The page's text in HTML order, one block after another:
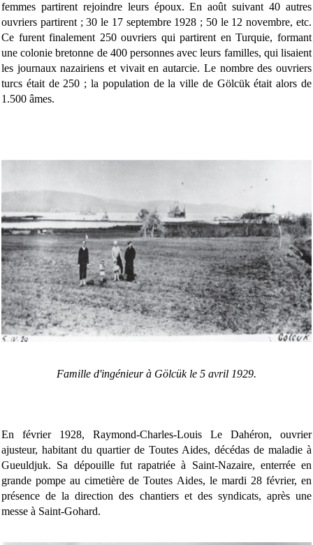
femmes partirent rejoindre leurs époux. En août suivant 40 autres
ouvriers partirent ; 30 le 17 septembre 1928 ; 50 le 12 novembre, etc.
Ce furent finalement 250 ouvriers qui partirent en Turquie, formant
une colonie bretonne de 400 personnes avec leurs familles, qui lisaient
les journaux nazairiens et vivait en autarcie. Le nombre des ouvriers
turcs était de 250 ; la population de la ville de Gölcük était alors de
1.500 âmes.
Famille d'ingénieur à Gölcük le 5 avril 1929.
En février 1928, Raymond-Charles-Louis Le Dahéron, ouvrier
ajusteur, habitant du quartier de Toutes Aides, décédas de maladie à
Gueuldjuk. Sa dépouille fut rapatriée à Saint-Nazaire, enterrée en
grande pompe au cimetière de Toutes Aides, le mardi 28 février, en
présence de la direction des chantiers et des syndicats, après une
messe à Saint-Gohard.